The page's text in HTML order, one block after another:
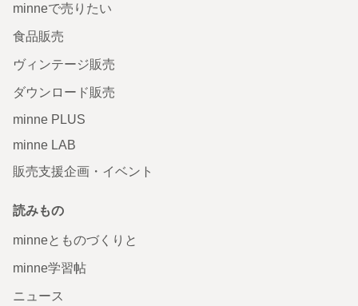
minneで売りたい
食品販売
ヴィンテージ販売
ダウンロード販売
minne PLUS
minne LAB
販売支援企画・イベント
読みもの
minneとものづくりと
minne学習帖
ニュース